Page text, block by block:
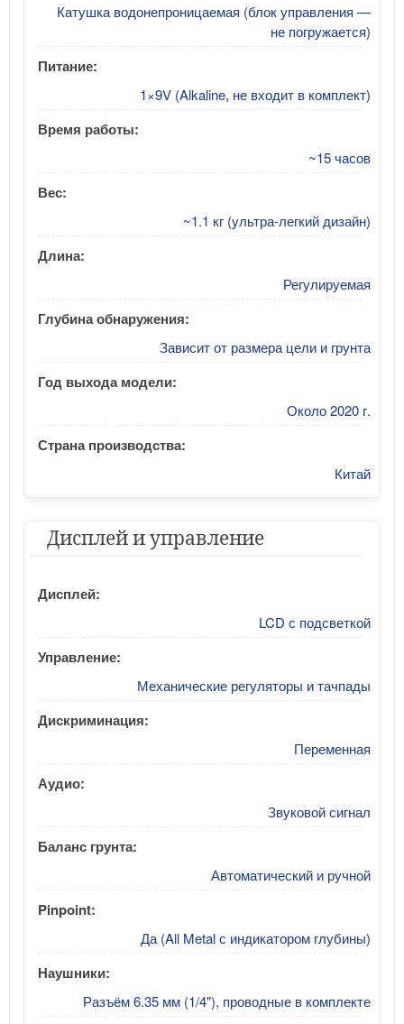
Катушка водонепроницаемая (блок управления —
не погружается)
Питание:
1×9V (Alkaline, не входит в комплект)
Время работы:
~15 часов
Вес:
~1.1 кг (ультра-легкий дизайн)
Длина:
Регулируемая
Глубина обнаружения:
Зависит от размера цели и грунта
Год выхода модели:
Около 2020 г.
Страна производства:
Китай
Дисплей и управление
Дисплей:
LCD с подсветкой
Управление:
Механические регуляторы и тачпады
Дискриминация:
Переменная
Аудио:
Звуковой сигнал
Баланс грунта:
Автоматический и ручной
Pinpoint:
Да (All Metal с индикатором глубины)
Наушники:
Разъём 6.35 мм (1/4"), проводные в комплекте